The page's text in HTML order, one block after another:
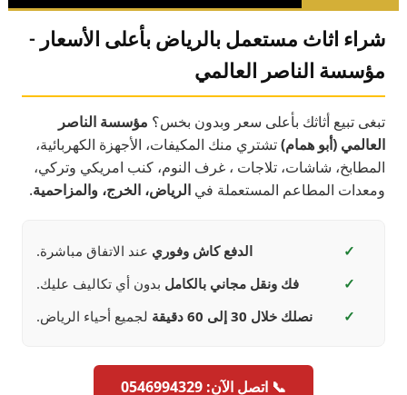
شراء اثاث مستعمل بالرياض بأعلى الأسعار -
مؤسسة الناصر العالمي
تبغى تبيع أثاثك بأعلى سعر وبدون بخس؟ مؤسسة الناصر
العالمي (أبو همام)تشتري منك المكيفات، الأجهزة الكهربائية،
المطابخ، شاشات، تلاجات ، غرف النوم، كنب امريكي وتركي،
ومعدات المطاعم المستعملة في الرياض، الخرج، والمزاحمية.
✓ الدفع كاش وفوري عند الاتفاق مباشرة.
✓
فك ونقل مجاني بالكامل بدون أي تكاليف عليك.
✓
نصلك خلال 30 إلى 60 دقيقة لجميع أحياء الرياض.
📞 اتصل الآن: 0546994329